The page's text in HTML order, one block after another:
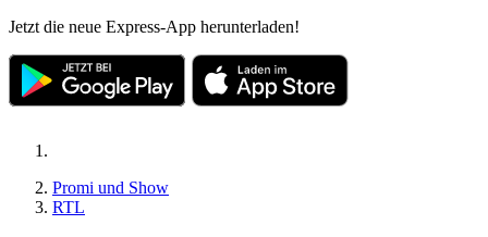
Jetzt die neue Express-App herunterladen!
Promi und Show
RTL